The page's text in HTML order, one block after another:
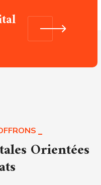
Orientées